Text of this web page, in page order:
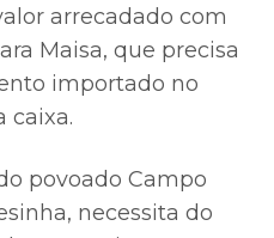
arrecadado com
Maisa, que precisa
importado no
caixa.
povoado Campo
necessita do